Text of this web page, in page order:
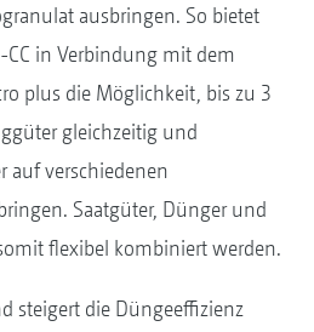
ausbringen. So bietet
CC in Verbindung mit dem
plus die Möglichkeit, bis zu 3
gleichzeitig und
auf verschiedenen
Saatgüter, Dünger und
flexibel kombiniert werden.
steigert die Düngeeffizienz